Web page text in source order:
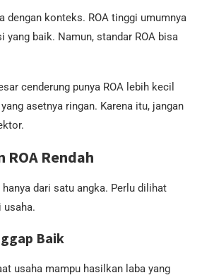
dengan konteks. ROA tinggi umumnya
yang baik. Namun, standar ROA bisa
cenderung punya ROA lebih kecil
asetnya ringan. Karena itu, jangan
ROA Rendah
dari satu angka. Perlu dilihat
usaha.
Baik
usaha mampu hasilkan laba yang